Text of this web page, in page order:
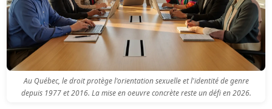
Au Québec, le droit protège l'orientation sexuelle et l'identité de genre
depuis 1977 et 2016. La mise en oeuvre concrète reste un défi en 2026.